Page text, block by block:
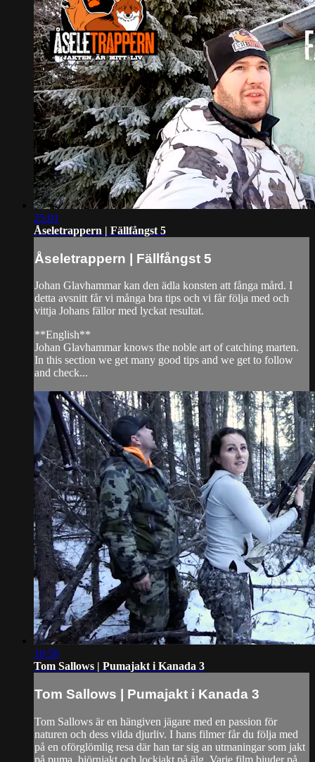
25:01
Åseletrappern | Fällfångst 5
Åseletrappern | Fällfångst 5
Johan Glavhammar kan den ädla konsten att fånga mård. I
detta avsnitt får vi många bra tips och vi får följa med och
vittja Johans fällor med lyckat resultat.
**English**
Johan Glavhammar knows the noble art of catching marten.
In this section we get many good tips and we get to follow
and check...
10:56
Tom Sallows | Pumajakt i Kanada 3
Tom Sallows | Pumajakt i Kanada 3
Tom Sallows är en hängiven jägare med en passion för
naturen och dess vilda djurliv. I hans filmer får du följa med
på en oförglömlig resa där han tar sig an utmaningar som jakt
på puma, björnjakt och lockjakt på älg. Varje film bjuder på